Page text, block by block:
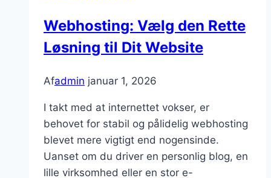
Webhosting: Vælg den Rette
Løsning til Dit Website
Afadmin januar 1, 2026
I takt med at internettet vokser, er
behovet for stabil og pålidelig webhosting
blevet mere vigtigt end nogensinde.
Uanset om du driver en personlig blog, en
lille virksomhed eller en stor e-